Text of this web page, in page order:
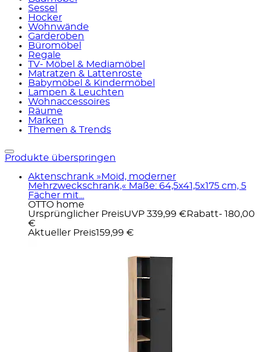
Sessel
Hocker
Wohnwände
Garderoben
Büromöbel
Regale
TV- Möbel & Mediamöbel
Matratzen & Lattenroste
Babymöbel & Kindermöbel
Lampen & Leuchten
Wohnaccessoires
Räume
Marken
Themen & Trends
Produkte überspringen
Aktenschrank »Moid, moderner
Mehrzweckschrank,« Maße: 64,5x41,5x175 cm, 5
Fächer mit...
OTTO home
Ursprünglicher PreisUVP 339,99 € Rabatt- 180,00
€
Aktueller Preis159,99 €